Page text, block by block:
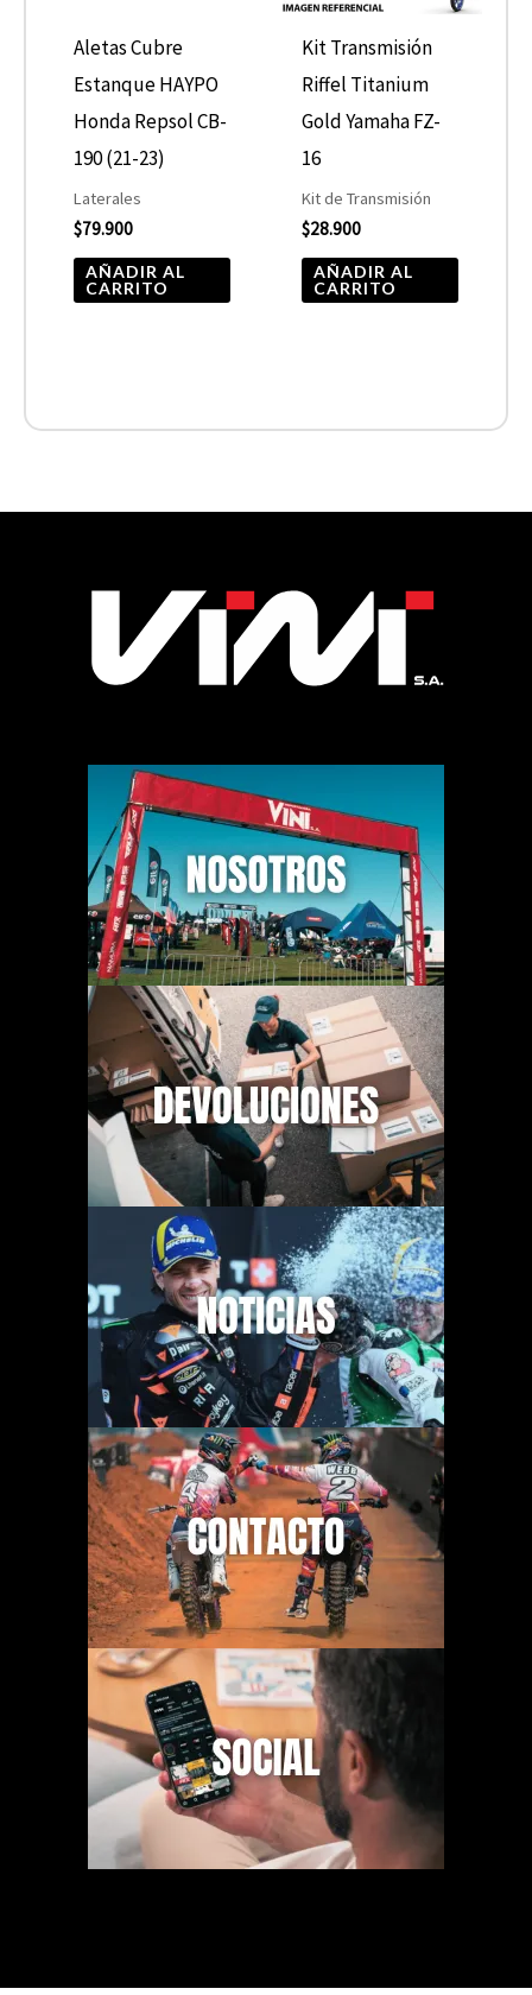
Aletas Cubre
Estanque HAYPO
Honda Repsol CB-
190 (21-23)
Laterales
$79.900
AÑADIR AL
CARRITO
Kit Transmisión
Riffel Titanium
Gold Yamaha FZ-
16
Kit de Transmisión
$28.900
AÑADIR AL
CARRITO